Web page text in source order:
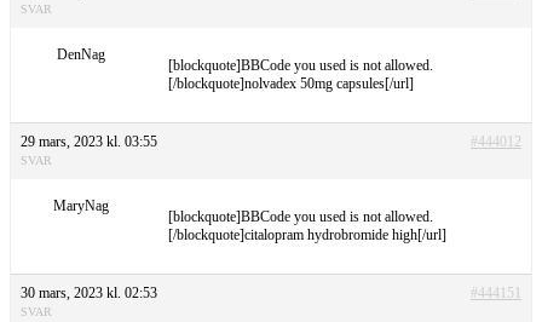
SVAR
DenNag
[blockquote]BBCode you used is not allowed.
[/blockquote]nolvadex 50mg capsules[/url]
29 mars, 2023 kl. 03:55 #444012
SVAR
MaryNag
[blockquote]BBCode you used is not allowed.
[/blockquote]citalopram hydrobromide high[/url]
30 mars, 2023 kl. 02:53 #444151
SVAR